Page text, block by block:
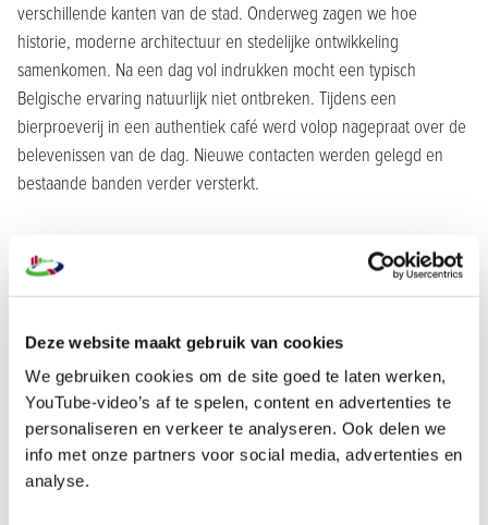
Deze website maakt gebruik van cookies
We gebruiken cookies om de site goed te laten werken,
YouTube-video’s af te spelen, content en advertenties te
personaliseren en verkeer te analyseren. Ook delen we
info met onze partners voor social media, advertenties en
analyse.
verschillende kanten van de stad. Onderweg zagen we hoe
historie, moderne architectuur en stedelijke ontwikkeling
samenkomen. Na een dag vol indrukken mocht een typisch
Belgische ervaring natuurlijk niet ontbreken. Tijdens een
bierproeverij in een authentiek café werd volop nagepraat over de
belevenissen van de dag. Nieuwe contacten werden gelegd en
bestaande banden verder versterkt.
Na drie dagen keerden we terug naar Nederland met een rugzak
excursie liet zien hoe belangrijk Europa is voor onze sector, maar
vooral ook hoeveel energie het geeft om samen met vakgenoten
nieuwe ervaringen op te doen.